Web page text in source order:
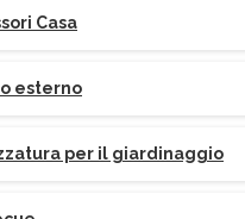
Casa
esterno
per il giardinaggio